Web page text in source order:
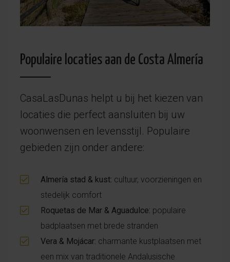
Populaire locaties aan de Costa Almería
CasaLasDunas helpt u bij het kiezen van
locaties die perfect aansluiten bij uw
woonwensen en levensstijl. Populaire
gebieden zijn onder andere:
Almería stad & kust: cultuur, voorzieningen en
stedelijk comfort
Roquetas de Mar & Aguadulce: populaire
badplaatsen met brede stranden
Vera & Mojácar: charmante kustplaatsen met
een mix van traditionele Andalusische